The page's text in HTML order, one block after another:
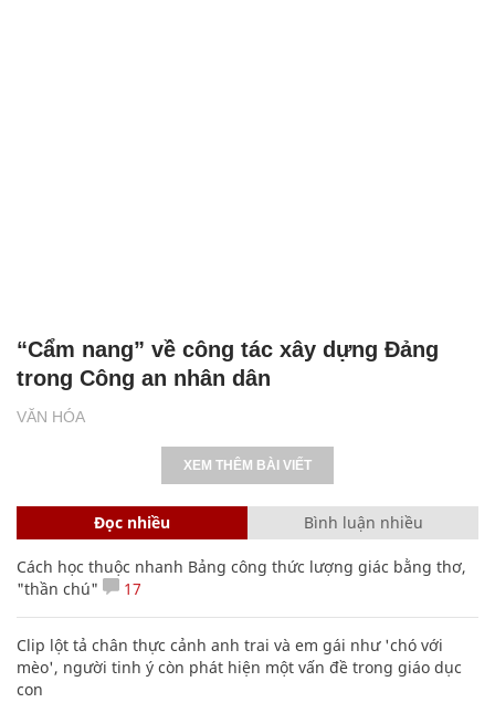
VĂN HÓA
“Cẩm nang” về công tác xây dựng Đảng
trong Công an nhân dân
XEM THÊM BÀI VIẾT
Đọc nhiều Bình luận nhiều
Cách học thuộc nhanh Bảng công thức lượng giác bằng thơ,
"thần chú"
17
Clip lột tả chân thực cảnh anh trai và em gái như 'chó với
mèo', người tinh ý còn phát hiện một vấn đề trong giáo dục
con